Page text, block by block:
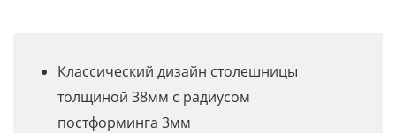
Классический дизайн столешницы
толщиной 38мм с радиусом
постформинга 3мм